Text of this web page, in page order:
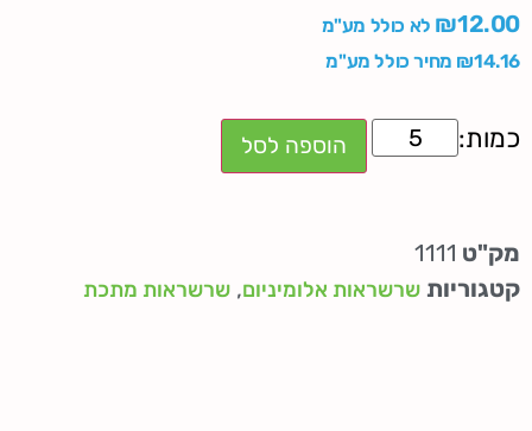
₪12.00
לא כולל מע"מ
₪14.16 מחיר כולל מע"מ
הוספה לסל
מק"ט 1111
קטגוריות שרשראות אלומיניום, שרשראות מתכת